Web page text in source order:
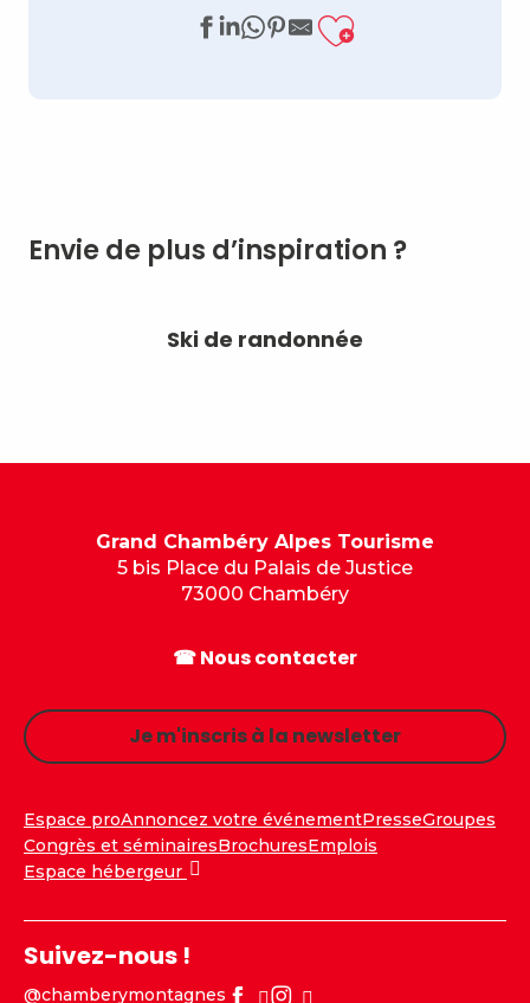
Ajouter
Envie de plus d’inspiration ?
Ski de randonnée
Grand Chambéry Alpes Tourisme
5 bis Place du Palais de Justice
73000 Chambéry
☎ Nous contacter
Je m'inscris à la newsletter
Espace proAnnoncez votre événementPresseGroupes
Congrès et séminairesBrochuresEmplois
Espace hébergeur
Suivez-nous !
@chamberymontagnes